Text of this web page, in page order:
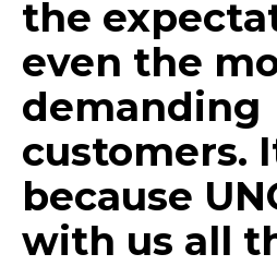
the
even the
demanding
customers.
because
with us all